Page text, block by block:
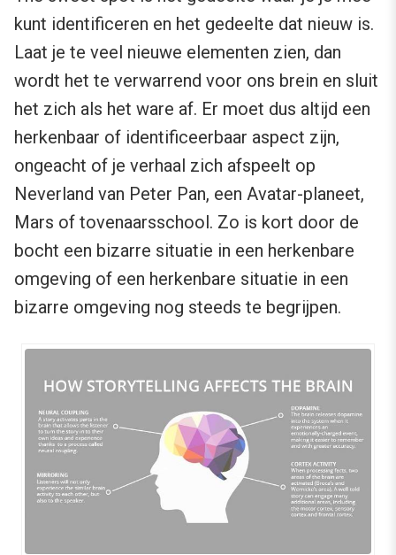
kunt identificeren en het gedeelte dat nieuw is.
Laat je te veel nieuwe elementen zien, dan
wordt het te verwarrend voor ons brein en sluit
het zich als het ware af. Er moet dus altijd een
herkenbaar of identificeerbaar aspect zijn,
ongeacht of je verhaal zich afspeelt op
Neverland van Peter Pan, een Avatar-planeet,
Mars of tovenaarsschool. Zo is kort door de
bocht een bizarre situatie in een herkenbare
omgeving of een herkenbare situatie in een
bizarre omgeving nog steeds te begrijpen.